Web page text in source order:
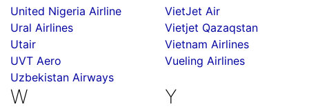
United Nigeria Airline
Ural Airlines
Utair
UVT Aero
Uzbekistan Airways
VietJet Air
Vietjet Qazaqstan
Vietnam Airlines
Vueling Airlines
W Y